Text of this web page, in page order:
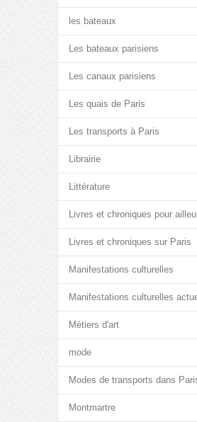
les bateaux
Les bateaux parisiens
Les canaux parisiens
Les quais de Paris
Les transports à Paris
Librairie
Littérature
Livres et chroniques pour
Livres et chroniques sur Paris
Manifestations culturelles
Manifestations culturelles
Métiers d'art
mode
Modes de transports dans
Montmartre